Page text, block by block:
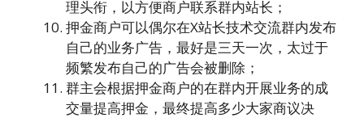
理头衔，以方便商户联系群内站长；
押金商户可以偶尔在X站长技术交流群内发布
自己的业务广告，最好是三天一次，太过于
频繁发布自己的广告会被删除；
群主会根据押金商户的在群内开展业务的成
交量提高押金，最终提高多少大家商议决